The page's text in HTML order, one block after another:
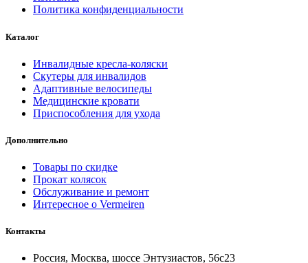
Политика конфиденциальности
Каталог
Инвалидные кресла-коляски
Скутеры для инвалидов
Адаптивные велосипеды
Медицинские кровати
Приспособления для ухода
Дополнительно
Товары по скидке
Прокат колясок
Обслуживание и ремонт
Интересное о Vermeiren
Контакты
Россия, Москва, шоссе Энтузиастов, 56с23